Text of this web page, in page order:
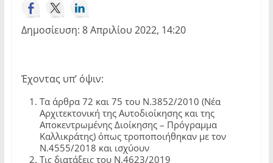
Δημοσίευση: 8 Απριλίου 2022, 14:20
Έχοντας υπ’ όψιν:
Τα άρθρα 72 και 75 του Ν.3852/2010 (Νέα
Αρχιτεκτονική της Αυτοδιοίκησης και της
Αποκεντρωμένης Διοίκησης – Πρόγραμμα
Καλλικράτης) όπως τροποποιήθηκαν με τον
Ν.4555/2018 και ισχύουν
Τις διατάξεις του Ν.4623/2019